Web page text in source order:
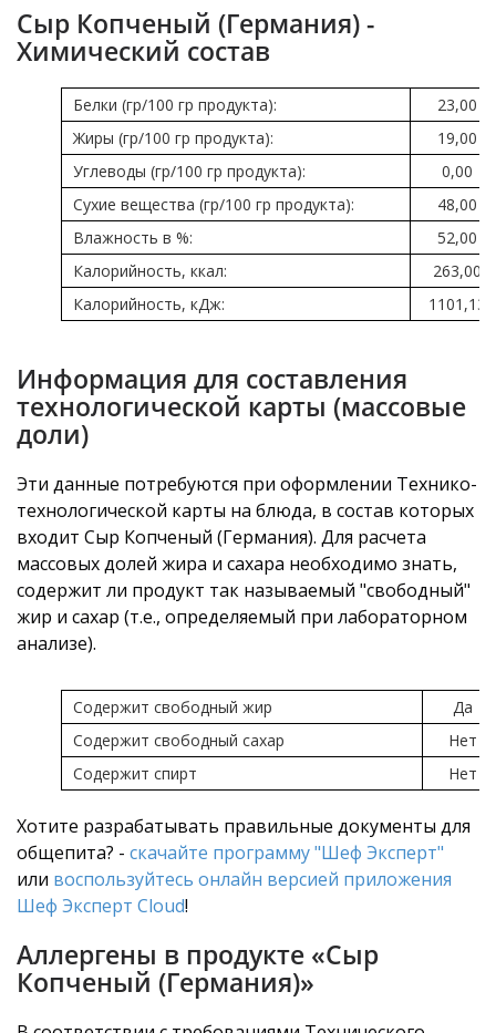
Сыр Копченый (Германия) -
Химический состав
Белки (гр/100 гр продукта):
23,00
Жиры (гр/100 гр продукта):
19,00
Углеводы (гр/100 гр продукта):
0,00
Сухие вещества (гр/100 гр продукта):
48,00
Влажность в %:
52,00
Калорийность, ккал:
263,00
Калорийность, кДж:
1101,13
Информация для составления
технологической карты (массовые
доли)
Эти данные потребуются при оформлении Технико-
технологической карты на блюда, в состав которых
входит Сыр Копченый (Германия). Для расчета
массовых долей жира и сахара необходимо знать,
содержит ли продукт так называемый "свободный"
жир и сахар (т.е., определяемый при лабораторном
анализе).
Содержит свободный жир
Да
Содержит свободный сахар
Нет
Содержит спирт
Нет
Хотите разрабатывать правильные документы для
общепита? - скачайте программу "Шеф Эксперт"
или воспользуйтесь онлайн версией приложения
Шеф Эксперт Cloud!
Аллергены в продукте «Сыр
Копченый (Германия)»